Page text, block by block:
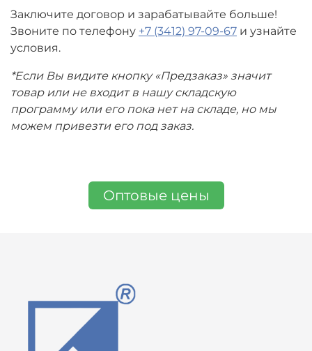
Заключите договор и зарабатывайте больше!
Звоните по телефону +7 (3412) 97-09-67 и узнайте
условия.
*Если Вы видите кнопку «Предзаказ» значит
товар или не входит в нашу складскую
программу или его пока нет на складе, но мы
можем привезти его под заказ.
Оптовые цены